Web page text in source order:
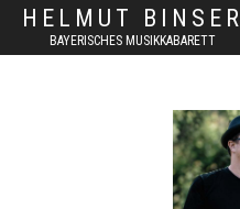
HELMUT BINSER
BAYERISCHES MUSIKKABARETT